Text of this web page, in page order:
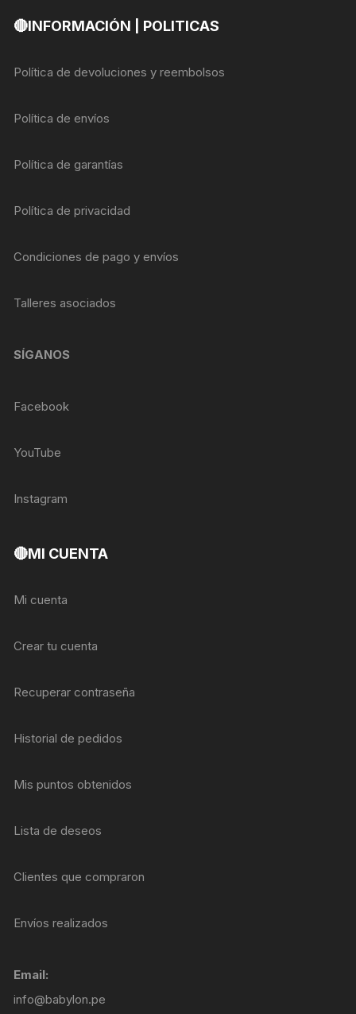
🔴INFORMACIÓN | POLITICAS
Política de devoluciones y reembolsos
Política de envíos
Política de garantías
Política de privacidad
Condiciones de pago y envíos
Talleres asociados
SÍGANOS
Facebook
YouTube
Instagram
🔴MI CUENTA
Mi cuenta
Crear tu cuenta
Recuperar contraseña
Historial de pedidos
Mis puntos obtenidos
Lista de deseos
Clientes que compraron
Envíos realizados
Email:
info@babylon.pe